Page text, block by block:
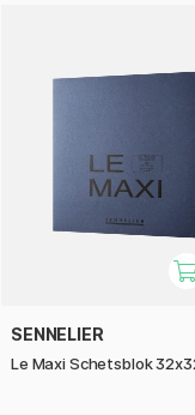
SENNELIER
Le Maxi Schetsblok